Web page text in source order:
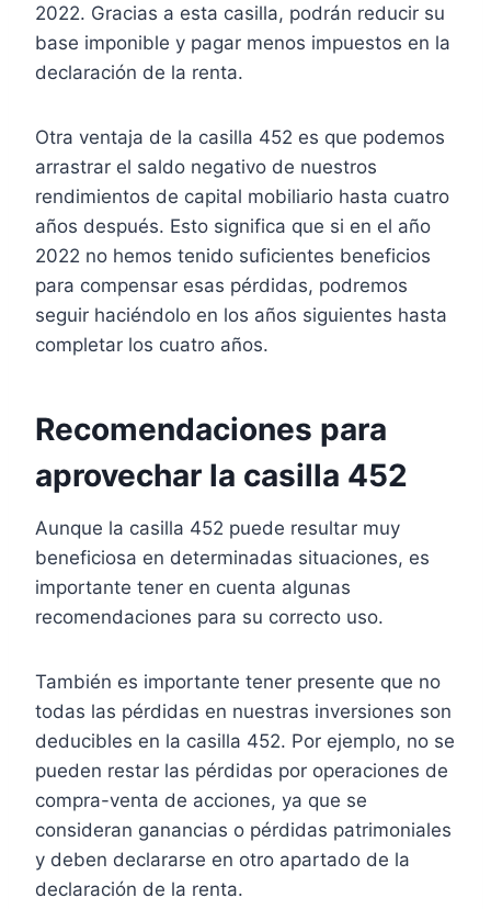
2022. Gracias a esta casilla, podrán reducir su
base imponible y pagar menos impuestos en la
declaración de la renta.
Otra ventaja de la casilla 452 es que podemos
arrastrar el saldo negativo de nuestros
rendimientos de capital mobiliario hasta cuatro
años después. Esto significa que si en el año
2022 no hemos tenido suficientes beneficios
para compensar esas pérdidas, podremos
seguir haciéndolo en los años siguientes hasta
completar los cuatro años.
Recomendaciones para
aprovechar la casilla 452
Aunque la casilla 452 puede resultar muy
beneficiosa en determinadas situaciones, es
importante tener en cuenta algunas
recomendaciones para su correcto uso.
También es importante tener presente que no
todas las pérdidas en nuestras inversiones son
deducibles en la casilla 452. Por ejemplo, no se
pueden restar las pérdidas por operaciones de
compra-venta de acciones, ya que se
consideran ganancias o pérdidas patrimoniales
y deben declararse en otro apartado de la
declaración de la renta.